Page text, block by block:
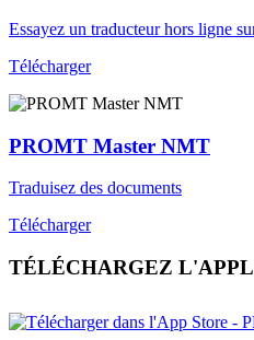
Essayez un traducteur hors ligne
Télécharger
PROMT Master NMT
Traduisez des documents
Télécharger
TÉLÉCHARGEZ